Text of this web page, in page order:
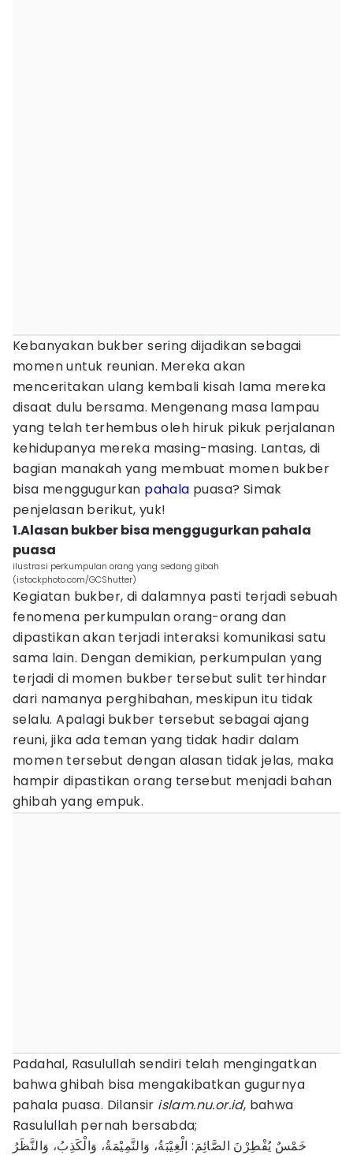
Kebanyakan bukber sering dijadikan sebagai
momen untuk reunian. Mereka akan
menceritakan ulang kembali kisah lama mereka
disaat dulu bersama. Mengenang masa lampau
yang telah terhembus oleh hiruk pikuk perjalanan
kehidupanya mereka masing-masing. Lantas, di
bagian manakah yang membuat momen bukber
bisa menggugurkan pahala puasa? Simak
penjelasan berikut, yuk!
1.Alasan bukber bisa menggugurkan pahala
puasa
ilustrasi perkumpulan orang yang sedang gibah
(istockphoto.com/GCShutter)
Kegiatan bukber, di dalamnya pasti terjadi sebuah
fenomena perkumpulan orang-orang dan
dipastikan akan terjadi interaksi komunikasi satu
sama lain. Dengan demikian, perkumpulan yang
terjadi di momen bukber tersebut sulit terhindar
dari namanya perghibahan, meskipun itu tidak
selalu. Apalagi bukber tersebut sebagai ajang
reuni, jika ada teman yang tidak hadir dalam
momen tersebut dengan alasan tidak jelas, maka
hampir dipastikan orang tersebut menjadi bahan
ghibah yang empuk.
Padahal, Rasulullah sendiri telah mengingatkan
bahwa ghibah bisa mengakibatkan gugurnya
pahala puasa. Dilansir islam.nu.or.id, bahwa
Rasulullah pernah bersabda;
خَمْسٌ يُفْطِرْنَ الصَّائِمَ: الْغِيْبَةُ، وَالنَّمِيْمَةُ، وَالْكَذِبُ، وَالنَّظَرُ